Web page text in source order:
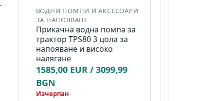
ВОДНИ ПОМПИ И АКСЕСОАРИ
ЗА НАПОЯВАНЕ
Прикачна водна помпа за
трактор TPS80 3 цола за
напояване и високо
налягане
1585,00 EUR / 3099,99
BGN
Изчерпан